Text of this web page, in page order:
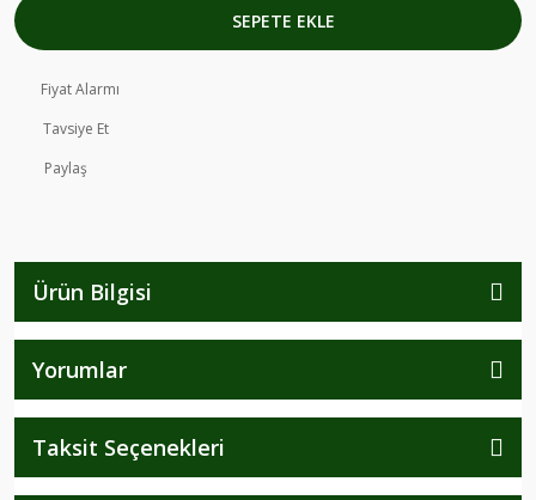
SEPETE EKLE
Fiyat Alarmı
Tavsiye Et
Paylaş
Ürün Bilgisi
Yorumlar
Taksit Seçenekleri